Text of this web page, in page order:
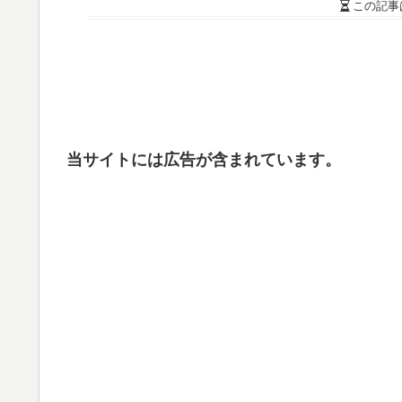
この記事
当サイトには広告が含まれています。